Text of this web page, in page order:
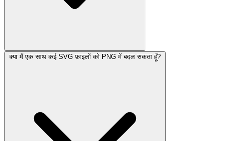
क्या मैं एक साथ कई SVG फ़ाइलों को PNG में बदल सकता हूँ?